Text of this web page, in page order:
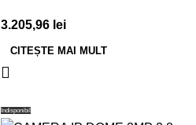
3.205,96 lei
CITEȘTE MAI MULT
Indisponibil